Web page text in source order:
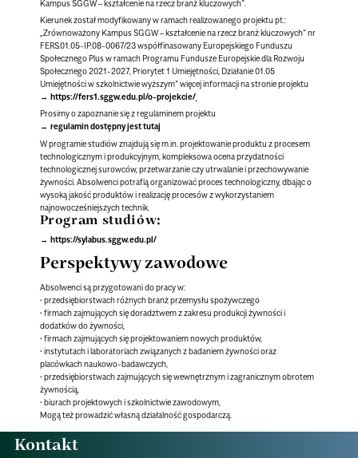
Kampus SGGW – kształcenie na rzecz branż kluczowych”.
Kierunek został modyfikowany w ramach realizowanego projektu pt.:
„Zrównoważony Kampus SGGW – kształcenie na rzecz branż kluczowych” nr
FERS.01.05-IP.08-0067/23 współfinasowany Europejskiego Funduszu
Społecznego Plus w ramach Programu Fundusze Europejskie dla Rozwoju
Społecznego 2021-2027, Priorytet 1 Umiejętności, Działanie 01.05
Umiejętności w szkolnictwie wyższym” więcej informacji na stronie projektu
https://fers1.sggw.edu.pl/o-projekcie/
Prosimy o zapoznanie się z regulaminem projektu
regulamin dostępny jest tutaj
W programie studiów znajdują się m.in. projektowanie produktu z procesem
technologicznym i produkcyjnym, kompleksowa ocena przydatności
technologicznej surowców, przetwarzanie czy utrwalanie i przechowywanie
żywności. Absolwenci potrafią organizować proces technologiczny, dbając o
wysoką jakość produktów i realizację procesów z wykorzystaniem
najnowocześniejszych technik.
Program studiów:
https://sylabus.sggw.edu.pl/
Perspektywy zawodowe
Absolwenci są przygotowani do pracy w:
• przedsiębiorstwach różnych branż przemysłu spożywczego
• firmach zajmujących się doradztwem z zakresu produkcji żywności i
dodatków do żywności,
• firmach zajmujących się projektowaniem nowych produktów,
• instytutach i laboratoriach związanych z badaniem żywności oraz
placówkach naukowo-badawczych,
• przedsiębiorstwach zajmujących się wewnętrznym i zagranicznym obrotem
żywnością,
• biurach projektowych i szkolnictwie zawodowym,
Mogą też prowadzić własną działalność gospodarczą.
Kontakt